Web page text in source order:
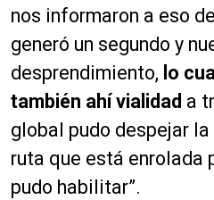
nos informaron a eso
generó un segundo y
desprendimiento, lo
también ahí vialidad a
global pudo despejar la
ruta que está enrolada
pudo habilitar”.